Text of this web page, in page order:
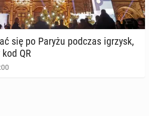
się po Paryżu podczas igrzysk,
QR